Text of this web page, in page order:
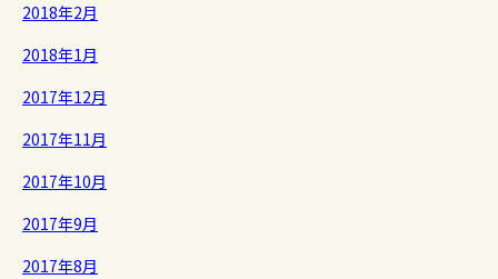
2018年2月
2018年1月
2017年12月
2017年11月
2017年10月
2017年9月
2017年8月